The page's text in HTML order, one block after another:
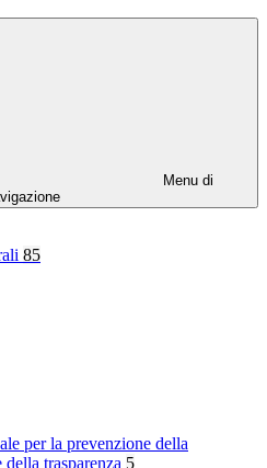
Menu di
85
per la prevenzione della
trasparenza 5